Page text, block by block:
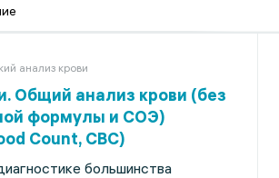
анализ крови
Общий анализ крови (без
формулы и СОЭ)
Count, CBC)
большинства